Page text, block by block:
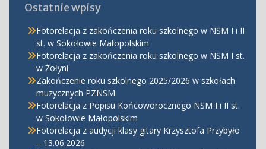
Ostatnie wpisy
Fotorelacja z zakończenia roku szkolnego w NSM I i II
st. w Sokołowie Małopolskim
Fotorelacja z zakończenia roku szkolnego w NSM I st.
w Żołyni
Zakończenie roku szkolnego 2025/2026 w szkołach
muzycznych PZNSM
Fotorelacja z Popisu Końcoworocznego NSM I i II st.
w Sokołowie Małopolskim
Fotorelacja z audycji klasy gitary Krzysztofa Przybyło
– 13.06.2026